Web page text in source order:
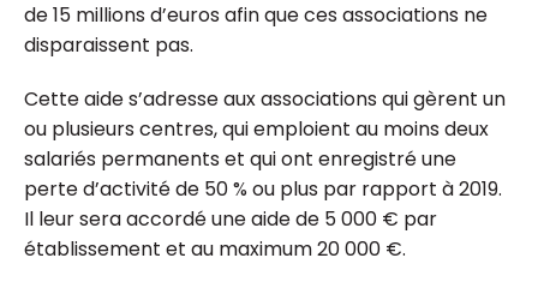
de 15 millions d’euros afin que ces associations ne
disparaissent pas.
Cette aide s’adresse aux associations qui gèrent un
ou plusieurs centres, qui emploient au moins deux
salariés permanents et qui ont enregistré une
perte d’activité de 50 % ou plus par rapport à 2019.
Il leur sera accordé une aide de 5 000 € par
établissement et au maximum 20 000 €.